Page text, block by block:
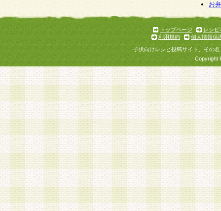
お
トップページ
レシピ
利用規約
個人情報保
子供向けレシピ投稿サイト、その
Copyright